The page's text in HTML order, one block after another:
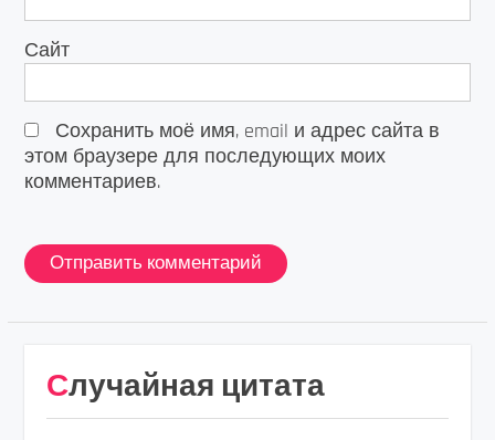
Сайт
Сохранить моё имя, email и адрес сайта в
этом браузере для последующих моих
комментариев.
Случайная цитата